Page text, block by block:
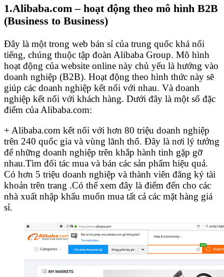
1.Alibaba.com – hoạt động theo mô hình B2B
(Business to Business)
Đây là một trong web bán sỉ của trung quốc khá nổi
tiếng, chúng thuộc tập đoàn Alibaba Group. Mô hình
hoạt động của website online này chủ yếu là hướng vào
doanh nghiệp (B2B). Hoạt động theo hình thức này sẽ
giúp các doanh nghiệp kết nối với nhau. Và doanh
nghiệp kết nối với khách hàng. Dưới đây là một số đặc
điểm của Alibaba.com:
+ Alibaba.com kết nối với hơn 80 triệu doanh nghiệp
trên 240 quốc gia và vùng lãnh thổ. Đây là nơi lý tưởng
để những doanh nghiệp trên khắp hành tinh gặp gỡ
nhau.Tìm đối tác mua và bán các sản phẩm hiệu quả.
Có hơn 5 triệu doanh nghiệp và thành viên đăng ký tài
khoản trên trang .Có thể xem đây là điểm đến cho các
nhà xuất nhập khẩu muốn mua tất cả các mặt hàng giá
sỉ.